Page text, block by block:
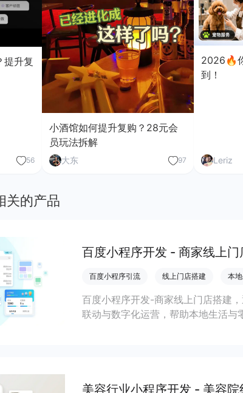
提升复
56
小酒馆如何提升复购？28元会
员玩法拆解
大东 97
2026🔥
到！
Leriz
关的产品
百度小程序开发 - 商家线上门
百度小程序引流 线上门店搭建 本
百度小程序开发-商家线上门店搭建
联动与数字化运营，帮助本地生活与
美容行业小程序开发 - 美容